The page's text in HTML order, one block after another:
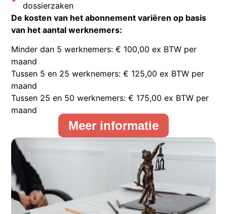
dossierzaken
De kosten van het abonnement variëren op basis
van het aantal werknemers:
Minder dan 5 werknemers: € 100,00 ex BTW per
maand
Tussen 5 en 25 werknemers: € 125,00 ex BTW per
maand
Tussen 25 en 50 werknemers: € 175,00 ex BTW per
maand
Meer informatie